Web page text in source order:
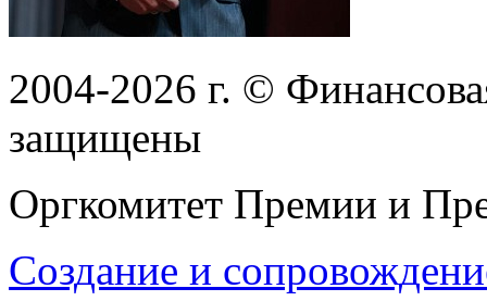
2004-2026 г. ©
защищены
Оргкомитет Премии и
Создание и